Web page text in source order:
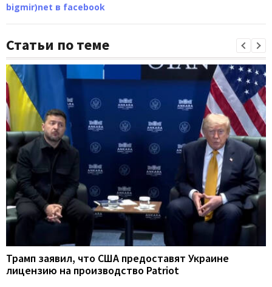
bigmir)net в facebook
Статьи по теме
Трамп заявил, что США предоставят Украине
лицензию на производство Patriot